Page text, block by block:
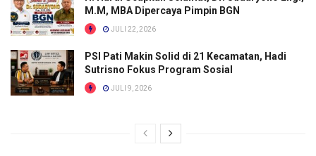
M.M, MBA Dipercaya Pimpin BGN
JULI 22, 2026
PSI Pati Makin Solid di 21 Kecamatan, Hadi
Sutrisno Fokus Program Sosial
JULI 9, 2026